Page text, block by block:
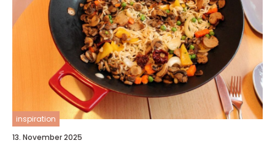
inspiration
13. November 2025